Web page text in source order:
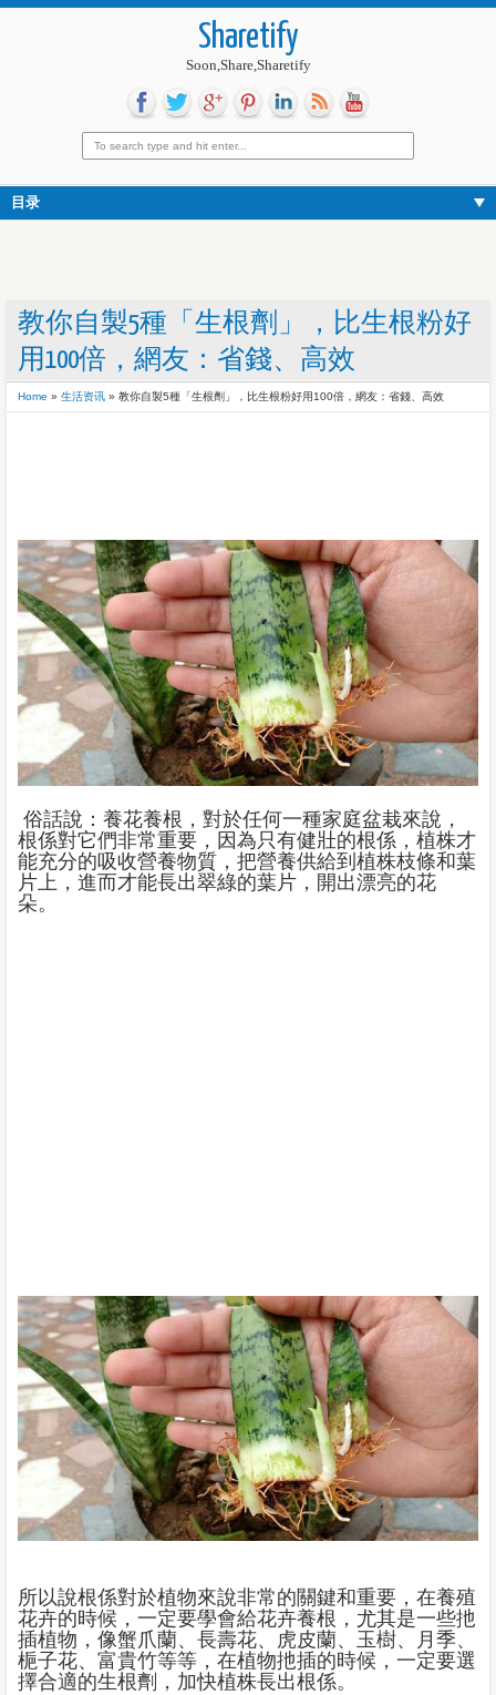
Sharetify
Soon,Share,Sharetify
目录
教你自製5種「生根劑」，比生根粉好
用100倍，網友：省錢、高效
Home » 生活资讯 » 教你自製5種「生根劑」，比生根粉好用100倍，網友：省錢、高效
俗話說：養花養根，對於任何一種家庭盆栽來說，
根係對它們非常重要，因為只有健壯的根係，植株才
能充分的吸收營養物質，把營養供給到植株枝條和葉
片上，進而才能長出翠綠的葉片，開出漂亮的花
朵。
所以說根係對於植物來說非常的關鍵和重要，在養殖
花卉的時候，一定要學會給花卉養根，尤其是一些扡
插植物，像蟹爪蘭、長壽花、虎皮蘭、玉樹、月季、
梔子花、富貴竹等等，在植物扡插的時候，一定要選
擇合適的生根劑，加快植株長出根係。